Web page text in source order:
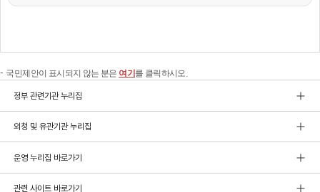
국민제안이 표시되지 않는 분은 여기 를 클릭하시오.
정부 관련기관 누리집
외청 및 유관기관 누리집
운영 누리집 바로가기
관련 사이트 바로가기